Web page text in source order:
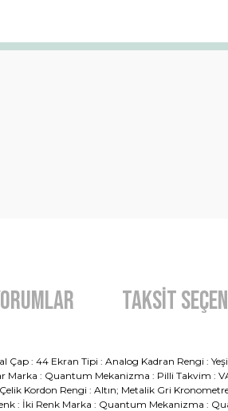
Taksit
Çap : 44 Ekran Tipi : Analog Kadran Rengi :
Marka : Quantum Mekanizma : Pilli Takvim :
Kordon Rengi : Altın; Metalik Gri
: İki Renk Marka : Quantum Mekanizma :